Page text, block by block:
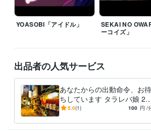
調剤事務管理士 取得年 : 2010年
取得年 : 2005年
得意分野
悩み相談・カウンセリング 繊細さん　HSP
話・病気・話し相手
家族・大切な人との死別
hsp 生きづらさ 人生 恋愛 結婚 育児 仕
心の悩み
話し相手
悩み相談・カウンセリング ガールズ トーーーク
（ココナラ編） ウイスキーが、お好きでしょ
悩み相談（不毛な恋 編）
悩み相談 話し相手 愚痴聞き 恋愛 結婚 子
YOASOBI「アイドル」
SEKAI NO
ーコイズ」
出品者の人気サービス
あなたからの出動命令、お待
ちしています タラレバ娘 20
22 （ ココナラ 編 ）
5.0(1) 100 円 /